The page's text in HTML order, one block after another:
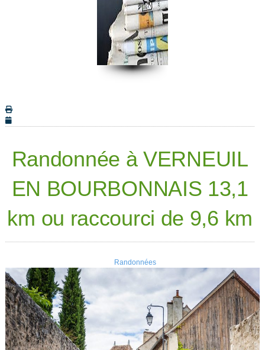
Randonnée à VERNEUIL
EN BOURBONNAIS 13,1
km ou raccourci de 9,6 km
Randonnées